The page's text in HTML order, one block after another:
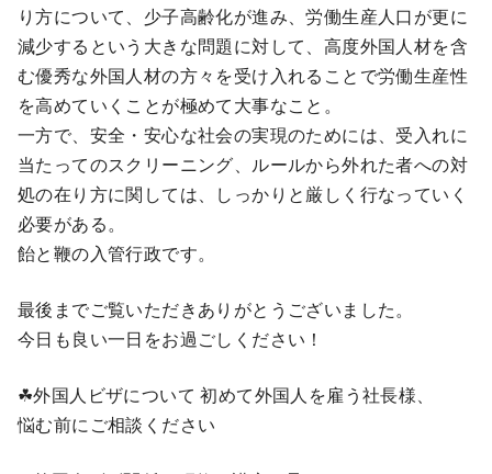
り方について、少子高齢化が進み、労働生産人口が更に
減少するという大きな問題に対して、高度外国人材を含
む優秀な外国人材の方々を受け入れることで労働生産性
を高めていくことが極めて大事なこと。
一方で、安全・安心な社会の実現のためには、受入れに
当たってのスクリーニング、ルールから外れた者への対
処の在り方に関しては、しっかりと厳しく行なっていく
必要がある。
飴と鞭の入管行政です。
最後までご覧いただきありがとうございました。
今日も良い一日をお過ごしください！
☘外国人ビザについて 初めて外国人を雇う社長様、
悩む前にご相談ください